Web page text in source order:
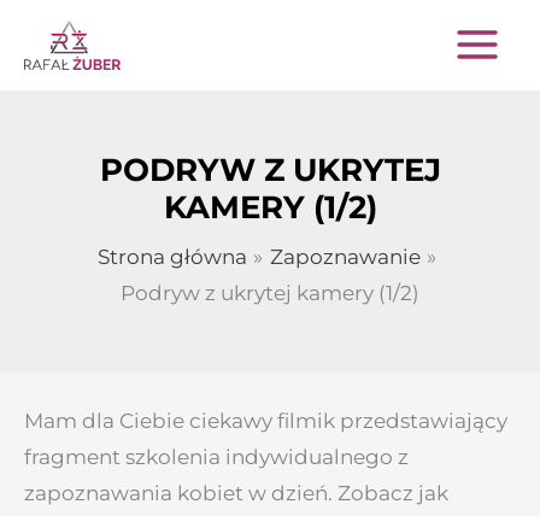
Przejdź
do
PODRYW Z UKRYTEJ
KAMERY (1/2)
Strona główna
Zapoznawanie
Podryw z ukrytej kamery (1/2)
Mam dla Ciebie ciekawy filmik przedstawiający
fragment szkolenia indywidualnego z
zapoznawania kobiet w dzień. Zobacz jak